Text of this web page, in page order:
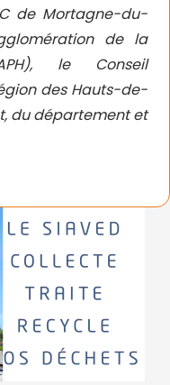
de Mortagne-du-
de la
le Conseil
des Hauts-de-
du département et